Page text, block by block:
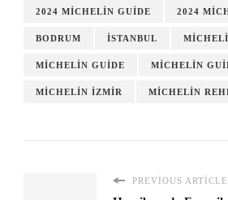
2024 MICHELIN GUIDE 2024
BODRUM İSTANBUL
MICHELIN GUIDE MICHELIN
MICHELIN İZMIR MICHELIN
PREVIOUS ARTICLE